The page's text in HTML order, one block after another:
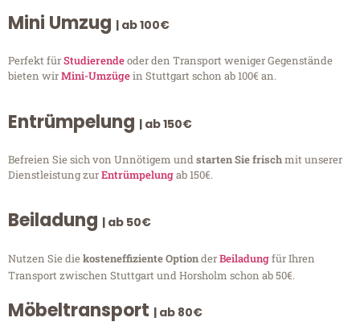
Mini Umzug | ab 100€
Perfekt fürStudierendeoder den Transport weniger Gegenstände
bieten wirMini-Umzügein Stuttgart schon ab 100€ an.
Entrümpelung | ab 150€
Befreien Sie sich von Unnötigem undstarten Sie frischmit unserer
Dienstleistung zurEntrümpelungab 150€.
Beiladung | ab 50€
Nutzen Sie diekosteneffiziente OptionderBeiladungfür Ihren
Transport zwischen Stuttgart und Horsholm schon ab 50€.
Möbeltransport | ab 80€